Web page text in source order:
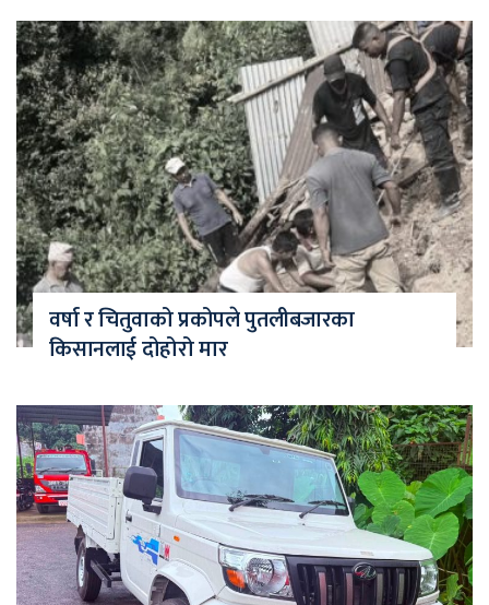
वर्षा र चितुवाको प्रकोपले पुतलीबजारका
किसानलाई दोहोरो मार